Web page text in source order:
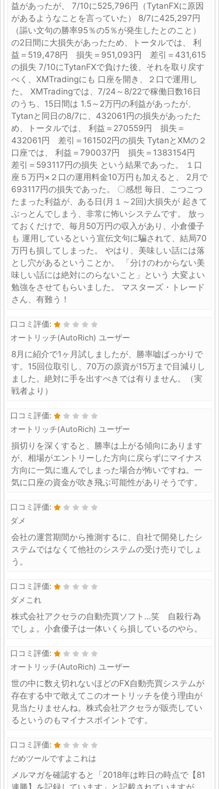
益があったが、 7/10に525,796円（TytanFXに原因
があるようなことを言っていた） 8/7に425,297円
（謳い文句の勝率95％の5％が発生したとのこと）
の2日間に大損失があったため、トータルでは、 利
益＝519,478円 損失＝951,093円 差引＝431,615
の損失 7/10にTytanFXで負けた後、それを取り戻す
べく、XMTradingにも 口座を開き、２口で運用し
た。 XMTradingでは、7/24～8/22で稼働日数16日
のうち、15日間は 1.5～2万円の利益があったが、
Tytanと同日の8/7に、432061円の損失があったた
め、トータルでは、 利益＝270559円 損失＝
432061円 差引＝161502円の損失 TytanとXMの２
口座では、 利益＝790037円 損失＝1383154円
差引＝593117円の損失 という結果であった。 １口
座５万円×２口の運用料金10万円も加えると、 2月で
693117円の損失であった。 〇感想 毎日、こつこつ
たまった利益が、ある日(月１～2回)大損失が 起きて
ぶっとんでしまう、非常に怖いシステムです。 放っ
ておくだけで、毎月50万円の収入があり、小倉優子
も 運用しているという宣伝文句に騙されて、結局70
万円も損してしまった。 やはり、美味しい話には落
とし穴があるということか。 「分けのわからない美
味しい話には絶対にのらないこと」という 大変よい
勉強をさせてもらいました。 マスターズ・トレード
さん、有難う！
口コミ評価:
オートリッチ(AutoRich) ユーザー
8月に紹介で1ヶ月試しましたが、勝率嘘ばっかりで
す。15回位取引し、70万の原資が15万まで目減りし
ました。絶対に手を出すべきでは有りません。（実
戦者より）
口コミ評価:
オートリッチ(AutoRich) ユーザー
損切りを深くすると、勝率は上がる傾向にあります
が、相場がエントリーした方向に戻らずにマイナス
方向に一気に進んでしまった場合が怖いですね。一
気に口座の資金が吹き飛ぶ可能性がありそうです。
口コミ評価:
ダメ
会社の運営期間から推測するに、自社で開発したシ
ステムではなくて他社のシステムの受け売りでしょ
う。
口コミ評価:
ダメこれ
株式会社アクセラの自動売買ソフト…笑 自殺行為
でしょ。小倉優子は一体いくら損しているのやら。
口コミ評価:
オートリッチ(AutoRich) ユーザー
世の中に数え切れないほどのFX自動売買システムが
存在する中で敢えてこのオートリッチを使う理由が
見当たりませんね。株式会社アクセラが販売してい
るというのもマイナスポイントです。
口コミ評価:
だめツールですよこれは
メルマガを確認すると「2018年は昨日の時点で【81
連勝】を記録しています」と記載されていますが、